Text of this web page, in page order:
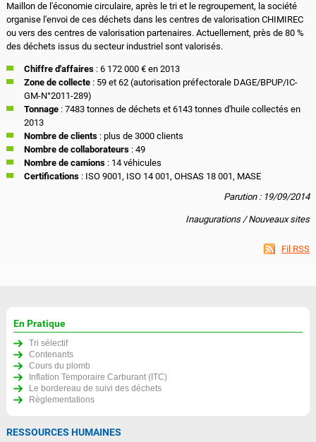
Maillon de l'économie circulaire, après le tri et le regroupement, la société
organise l'envoi de ces déchets dans les centres de valorisation CHIMIREC
ou vers des centres de valorisation partenaires. Actuellement, près de 80 %
des déchets issus du secteur industriel sont valorisés.
Chiffre d'affaires: 6 172 000 € en 2013
Zone de collecte: 59 et 62 (autorisation préfectorale DAGE/BPUP/IC-
GM-N°2011-289)
Tonnage: 7483 tonnes de déchets et 6143 tonnes d'huile collectés en
2013
Nombre de clients: plus de 3000 clients
Nombre de collaborateurs: 49
Nombre de camions: 14 véhicules
Certifications: ISO 9001, ISO 14 001, OHSAS 18 001, MASE
Parution : 19/09/2014
Inaugurations / Nouveaux sites
Fil RSS
En Pratique
Tri sélectif
Contenants
Cours du plomb
Inflation Temporaire Carburant (ITC)
Le bordereau de suivi des déchets
Règlementations
RESSOURCES HUMAINES